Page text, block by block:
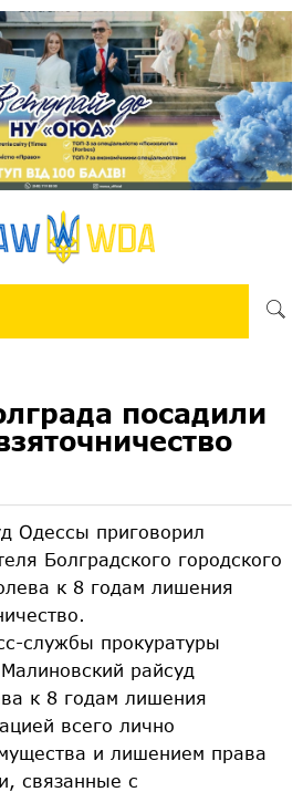
посадили
Одессы приговорил
Болградского городского
к 8 годам лишения
службы прокуратуры
райсуд
к 8 годам лишения
всего лично
и лишением права
связанные с